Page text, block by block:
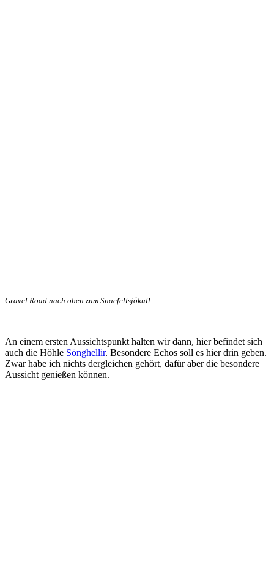
Gravel Road nach oben zum Snaefellsjökull
An einem ersten Aussichtspunkt halten wir dann, hier befindet sich
auch die Höhle Sönghellir. Besondere Echos soll es hier drin geben.
Zwar habe ich nichts dergleichen gehört, dafür aber die besondere
Aussicht genießen können.